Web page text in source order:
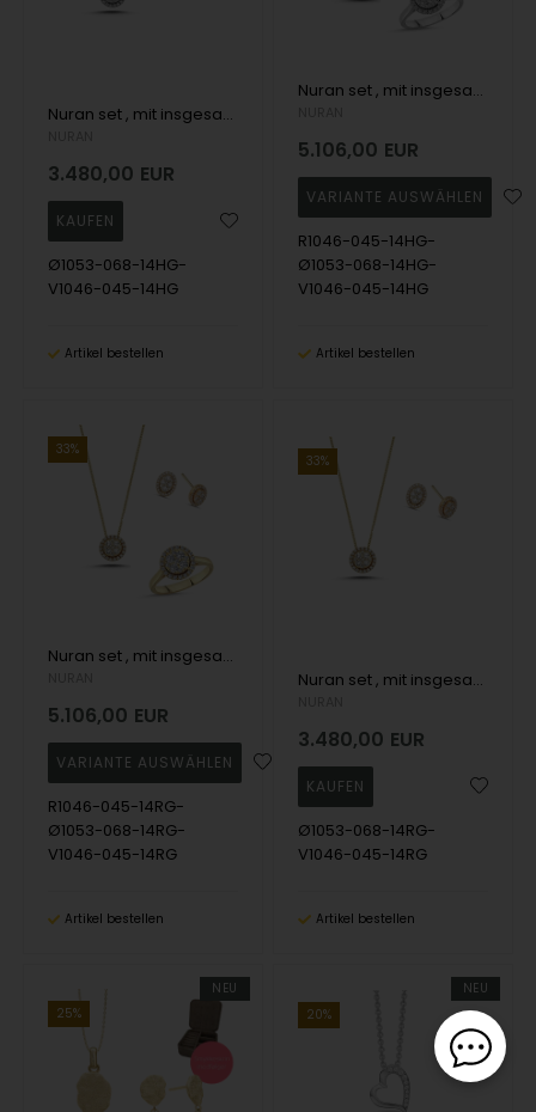
Nuran set , mit insgesamt 0,84 ct Wesselton SI
3.480,00 EUR
Ø1053-068-14HG-
V1046-045-14HG
Artikel bestellen
Nuran set , mit insgesamt 1,12 ct Wesselton SI
5.106,00 EUR
R1046-045-14HG-
Ø1053-068-14HG-
V1046-045-14HG
Artikel bestellen
33%
Nuran set , mit insgesamt 1,12 ct Wesselton SI
5.106,00 EUR
R1046-045-14RG-
Ø1053-068-14RG-
V1046-045-14RG
Artikel bestellen
33%
Nuran set , mit insgesamt 0,84 ct Wesselton SI
3.480,00 EUR
Ø1053-068-14RG-
V1046-045-14RG
Artikel bestellen
NEU
25%
NEU
20%